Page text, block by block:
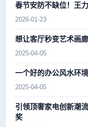
春节安防不缺位！王
2026-01-23
想让客厅秒变艺术画
2025-04-05
一个好的办公风水环境
2025-04-05
引领顶奢家电创新潮
奖